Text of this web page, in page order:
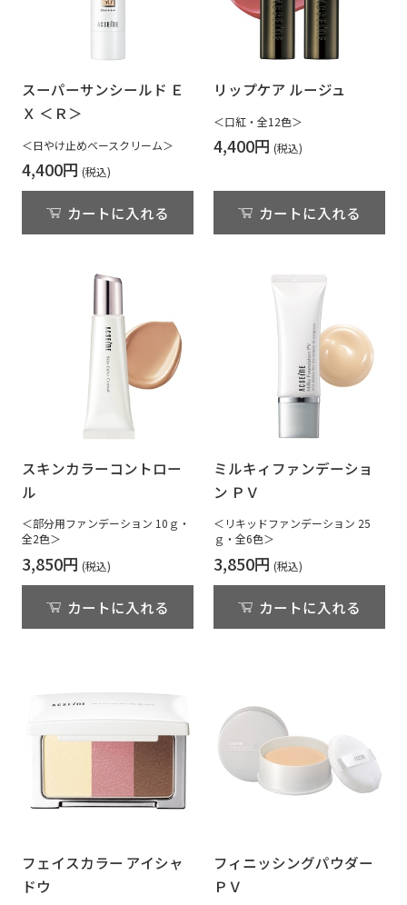
スーパーサンシールド Ｅ
Ｘ ＜Ｒ＞
＜日やけ止めベースクリーム＞
4,400円
カートに入れる
リップケア ルージュ
＜口紅・全12色＞
4,400円
カートに入れる
スキンカラーコントロー
ル
＜部分用ファンデーション 10ｇ・
全2色＞
3,850円
カートに入れる
ミルキィファンデーショ
ン ＰＶ
＜リキッドファンデーション 25
ｇ・全6色＞
3,850円
カートに入れる
フェイスカラー アイシャ
ドウ
フィニッシングパウダー
ＰＶ